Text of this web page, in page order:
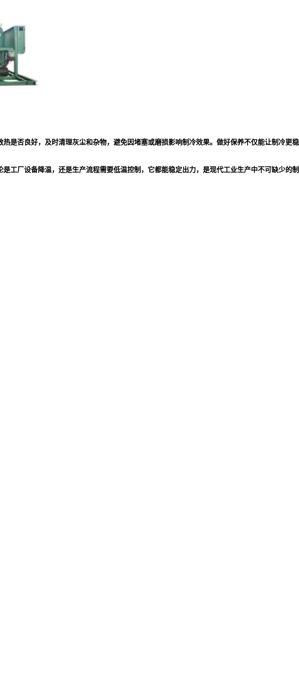
是否良好，及时清理灰尘和杂物，避免因堵塞或磨损影响制冷效果。做好保养不仅能让制冷更稳
工厂设备降温，还是生产流程需要低温控制，它都能稳定出力，是现代工业生产中不可缺少的制